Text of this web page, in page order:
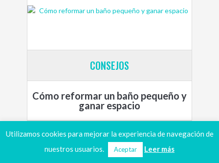
CONSEJOS
Cómo reformar un baño pequeño y
ganar espacio
Utilizamos cookies para mejorar la experiencia de navegación de
nuestros usuarios.
Aceptar Leer más